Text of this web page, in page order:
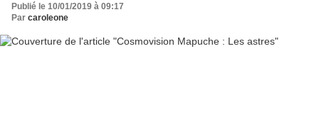
Publié le 10/01/2019 à 09:17
Par caroleone